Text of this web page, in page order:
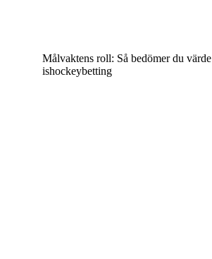
Målvaktens roll: Så bedömer du
ishockeybetting